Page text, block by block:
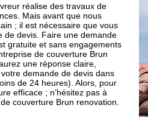
de
nous
que vous
demande
Brun
claire,
devis dans
Alors, pour
pas à
renovation.
Disposant de
notre entreprise de
parfaitement en
combles. Avant que
examinerons vos
d’éviter de faire des
convenablement
le bois de votre
s’adapter et
importe vos
notre entreprise de
travaux d’isolation